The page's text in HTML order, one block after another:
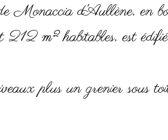
Monaccia d'Aullène, en
m² habitables, est
plus un grenier sous